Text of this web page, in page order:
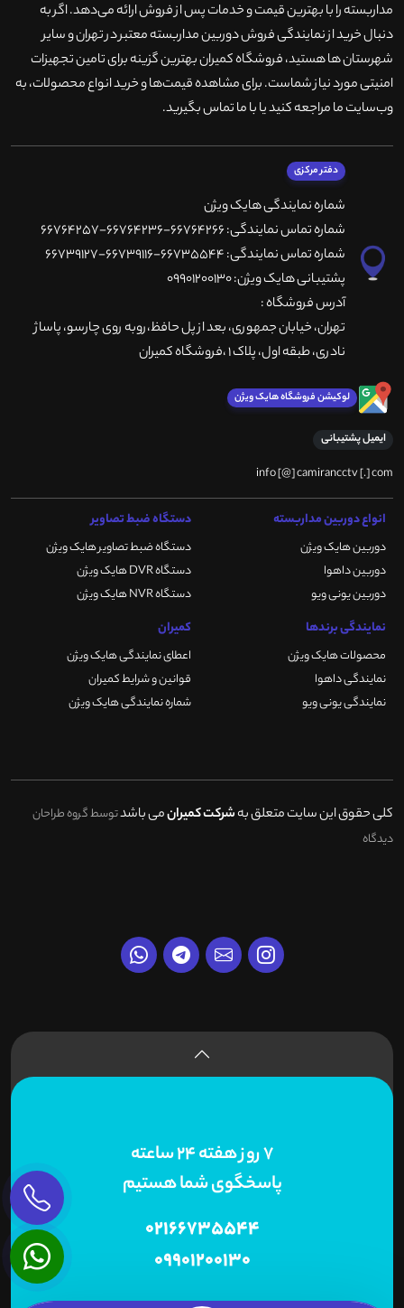
مداربسته را با بهترین قیمت و خدمات پس از فروش ارائه می‌دهد. اگر به
دنبال خرید از نمایندگی فروش دوربین مداربسته معتبر در تهران و سایر
شهرستان ها هستید، فروشگاه کمیران بهترین گزینه برای تامین تجهیزات
امنیتی مورد نیاز شماست. برای مشاهده قیمت‌ها و خرید انواع محصولات، به
وب‌سایت ما مراجعه کنید یا با ما تماس بگیرید.
دفتر مرکزی
شماره نمایندگی هایک ویژن
شماره تماس نمایندگی: 66764266-66764236-66764257
شماره تماس نمایندگی: 66735544-66739116-66739127
پشتیبانی هایک ویژن: 09901200130
آدرس فروشگاه :
تهران، خيابان جمهوری، بعد از پل حافظ،روبه روی چارسو، پاساژ
نادری، طبقه اول، پلاک 1 ،فروشگاه کمیران
لوکیشن فروشگاه هایک ویژن
ایمیل پشتیبانی
info [@] camirancctv [.] com
انواع دوربین مداربسته
دوربین هایک ویژن
دوربین داهوا
دوربین یونی ویو
دستگاه ضبط تصاویر
دستگاه ضبط تصاویر هایک ویژن
دستگاه DVR هایک ویژن
دستگاه NVR هایک ویژن
نمایندگی برندها
محصولات هایک ویژن
نمایندگی داهوا
نمایندگی یونی ویو
کمیران
اعطای نمایندگی هایک ویژن
قوانین و شرایط کمیران
شماره نمایندگی هایک ویژن
کلی حقوق این سایت متعلق بهشرکت کمیرانمی باشدتوسط گروه طراحان
دیدگاه
7 روز هفته 24 ساعته
پاسخگوی شما هستیم
02166735544
09901200130